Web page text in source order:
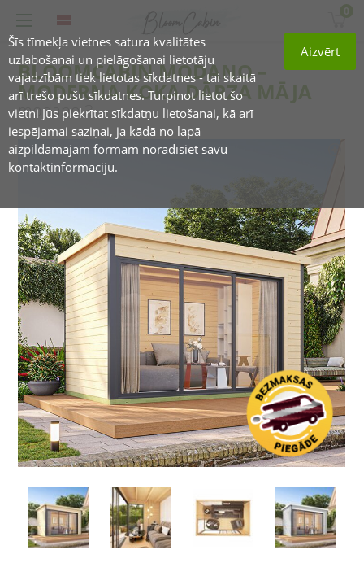
Šīs tīmekļa vietnes satura kvalitātes
uzlabošanai un pielāgošanai lietotāju
vajadzībām tiek lietotas sīkdatnes - tai skaitā
arī trešo pušu sīkdatnes. Turpinot lietot šo
vietni Jūs piekrītat sīkdatņu lietošanai, kā arī
iespējamai saziņai, ja kādā no lapā
aizpildāmajām formām norādīsiet savu
kontaktinformāciju.
Aizvērt
0
BLOOMCABIN MODANO –
MODERNA KOKA DĀRZA MĀJA
modano 3